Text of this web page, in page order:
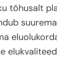
tõhusalt